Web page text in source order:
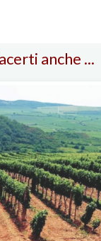
anche ...